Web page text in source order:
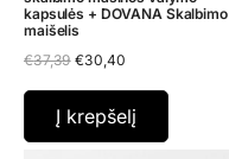
kapsulės + DOVANA Skalbimo
maišelis
€37,39 Original
was:
€37,39.
€30,40
is:
€30,40.
Į krepšelį